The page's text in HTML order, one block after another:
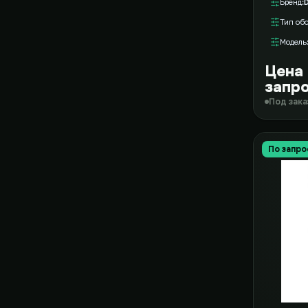
Бренд
Тип
Модель
Цена
Под
По